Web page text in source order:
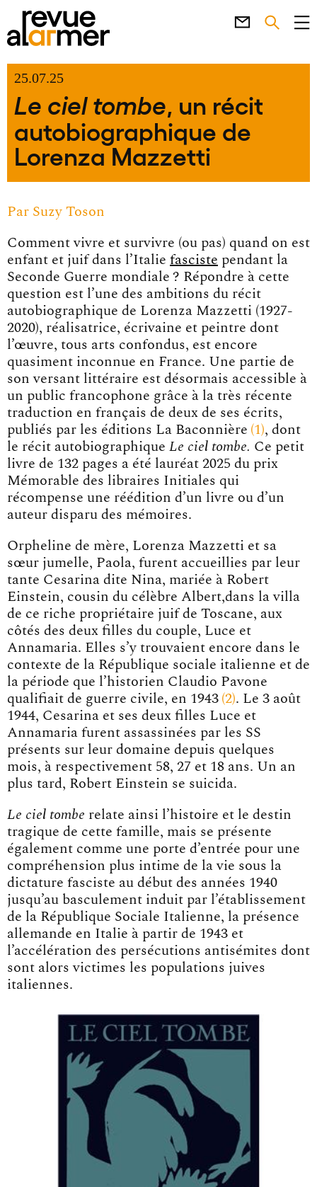
25.07.25
Le ciel tombe, un récit
autobiographique de
Lorenza Mazzetti
Par Suzy Toson
Comment vivre et survivre (ou pas) quand on est
enfant et juif dans l’Italie fasciste pendant la
Seconde Guerre mondiale ? Répondre à cette
question est l’une des ambitions du récit
autobiographique de Lorenza Mazzetti (1927-
2020), réalisatrice, écrivaine et peintre dont
l’œuvre, tous arts confondus, est encore
quasiment inconnue en France. Une partie de
son versant littéraire est désormais accessible à
un public francophone grâce à la très récente
traduction en français de deux de ses écrits,
publiés par les éditions La Baconnière 1 , dont
le récit autobiographique Le ciel tombe. Ce petit
livre de 132 pages a été lauréat 2025 du prix
Mémorable des libraires Initiales qui
récompense une réédition d’un livre ou d’un
auteur disparu des mémoires.
Orpheline de mère, Lorenza Mazzetti et sa
sœur jumelle, Paola, furent accueillies par leur
tante Cesarina dite Nina, mariée à Robert
Einstein, cousin du célèbre Albert,dans la villa
de ce riche propriétaire juif de Toscane, aux
côtés des deux filles du couple, Luce et
Annamaria. Elles s’y trouvaient encore dans le
contexte de la République sociale italienne et de
la période que l’historien Claudio Pavone
qualifiait de guerre civile, en 1943 2 . Le 3 août
1944, Cesarina et ses deux filles Luce et
Annamaria furent assassinées par les SS
présents sur leur domaine depuis quelques
mois, à respectivement 58, 27 et 18 ans. Un an
plus tard, Robert Einstein se suicida.
Le ciel tombe relate ainsi l’histoire et le destin
tragique de cette famille, mais se présente
également comme une porte d’entrée pour une
compréhension plus intime de la vie sous la
dictature fasciste au début des années 1940
jusqu’au basculement induit par l’établissement
de la République Sociale Italienne, la présence
allemande en Italie à partir de 1943 et
l’accélération des persécutions antisémites dont
sont alors victimes les populations juives
italiennes.